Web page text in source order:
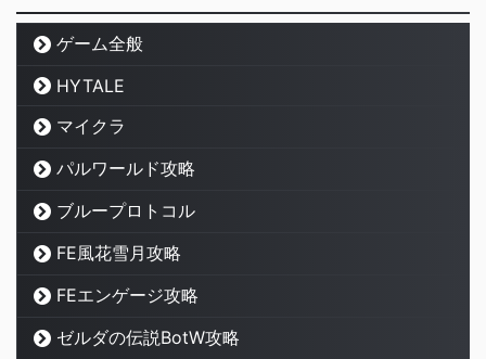
ゲーム全般
HYTALE
マイクラ
パルワールド攻略
ブループロトコル
FE風花雪月攻略
FEエンゲージ攻略
ゼルダの伝説BotW攻略